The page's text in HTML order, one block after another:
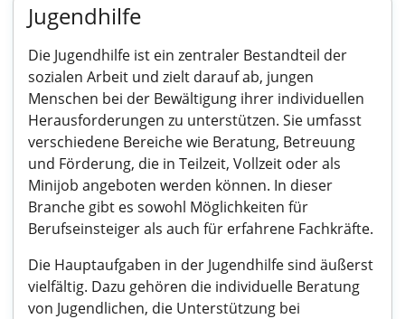
Jugendhilfe
Die Jugendhilfe ist ein zentraler Bestandteil der
sozialen Arbeit und zielt darauf ab, jungen
Menschen bei der Bewältigung ihrer individuellen
Herausforderungen zu unterstützen. Sie umfasst
verschiedene Bereiche wie Beratung, Betreuung
und Förderung, die in Teilzeit, Vollzeit oder als
Minijob angeboten werden können. In dieser
Branche gibt es sowohl Möglichkeiten für
Berufseinsteiger als auch für erfahrene Fachkräfte.
Die Hauptaufgaben in der Jugendhilfe sind äußerst
vielfältig. Dazu gehören die individuelle Beratung
von Jugendlichen, die Unterstützung bei